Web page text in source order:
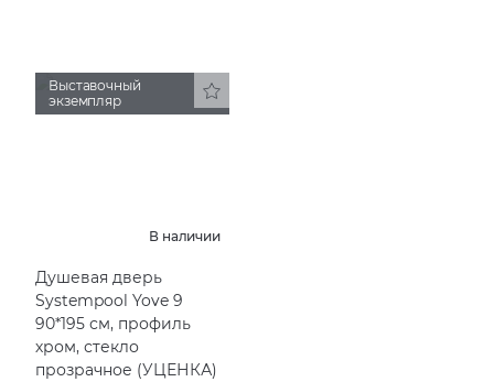
Выставочный
экземпляр
В наличии
Душевая дверь
Systempool Yove 9
90*195 см, профиль
хром, стекло
прозрачное (УЦЕНКА)